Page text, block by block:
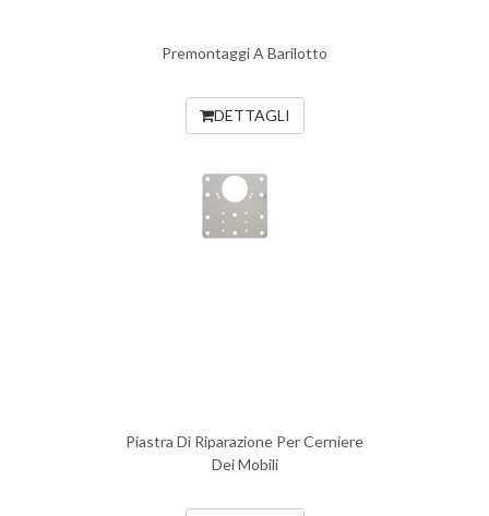
Premontaggi A Barilotto
DETTAGLI
Piastra Di Riparazione Per Cerniere
Dei Mobili